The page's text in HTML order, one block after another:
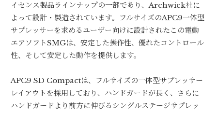
イセンス製品ラインナップの一部であり、Archwick社に
よって設計・製造されています。フルサイズのAPC9一体型
サプレッサーを求めるユーザー向けに設計されたこの電動
エアソフトSMGは、安定した操作性、優れたコントロール
性、そして安定した動作を提供します。
APC9 SD Compactは、フルサイズの一体型サプレッサー
レイアウトを採用しており、ハンドガードが長く、さらに
ハンドガードより前方に伸びるシングルステージサプレッ